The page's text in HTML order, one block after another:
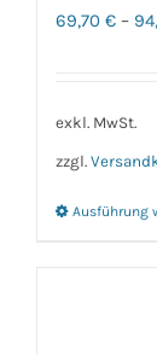
69,70 € –
exkl. MwSt.
zzgl.
Ausführung